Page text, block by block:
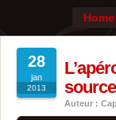
Home
28
jan
2013
Auteur :